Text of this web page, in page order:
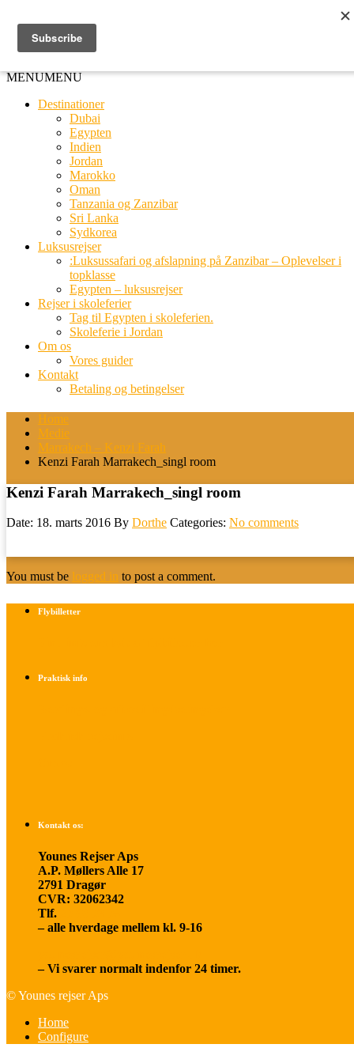
MENUMENU
Destinationer
Dubai
Egypten
Indien
Jordan
Marokko
Oman
Tanzania og Zanzibar
Sri Lanka
Sydkorea
Luksusrejser
:Luksussafari og afslapning på Zanzibar – Oplevelser i
topklasse
Egypten – luksusrejser
Rejser i skoleferier
Tag til Egypten i skoleferien.
Skoleferie i Jordan
Om os
Vores guider
Kontakt
Betaling og betingelser
Home
Medie
Marrakech – Kenzi Farah
Kenzi Farah Marrakech_singl room
Kenzi Farah Marrakech_singl room
Date: 18. marts 2016 By Dorthe Categories: No comments
You must be logged in to post a comment.
Flybilletter
Praktisk info
Kontakt os:
Younes Rejser Aps
A.P. Møllers Alle 17
2791 Dragør
CVR: 32062342
Tlf.
– alle hverdage mellem kl. 9-16
– Vi svarer normalt indenfor 24 timer.
© Younes rejser Aps
Home
Configure